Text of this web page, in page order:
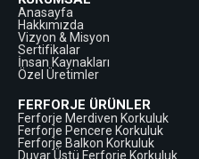
Anasayfa
Hakkımızda
Vizyon & Misyon
Sertifikalar
İnsan Kaynakları
Özel Üretimler
FERFORJE ÜRÜNLER
Ferforje Merdiven Korkuluk
Ferforje Pencere Korkuluk
Ferforje Balkon Korkuluk
Duvar Üstü Ferforje Korkuluk